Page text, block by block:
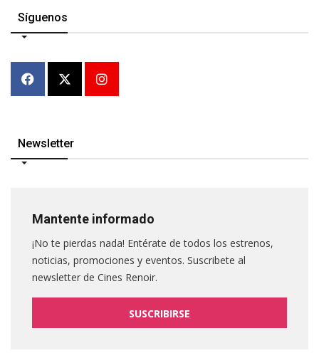
Síguenos
Newsletter
Mantente informado
¡No te pierdas nada! Entérate de todos los estrenos,
noticias, promociones y eventos. Suscribete al
newsletter de Cines Renoir.
SUSCRIBIRSE